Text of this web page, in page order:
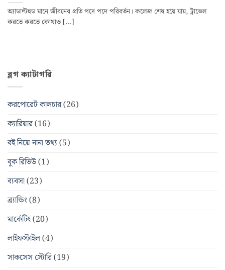
অ্যাডাল্টহুড মানে জীবনের প্রতি পদে পদে পরিবর্তন। কলেজ শেষ হয়ে যায়, ট্রাভেল
করতে করতে কোথাও [...]
ব্লগ ক্যাটাগরি
করপোরেট কালচার(26)
ক্যারিয়ার(16)
বই নিয়ে নানা তথ্য(5)
বুক রিভিউ(1)
ব্যবসা(23)
ব্র্যান্ডিং(8)
মার্কেটিং(20)
লাইফস্টাইল(4)
সাকসেস স্টোরি(19)